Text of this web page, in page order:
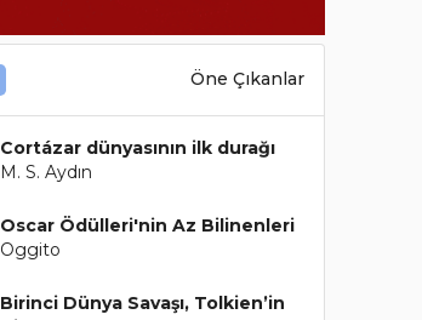
Öne Çıkanlar
Cortázar dünyasının ilk durağı
M. S. Aydın
Oscar Ödülleri'nin Az Bilinenleri
Oggito
Birinci Dünya Savaşı, Tolkien’in